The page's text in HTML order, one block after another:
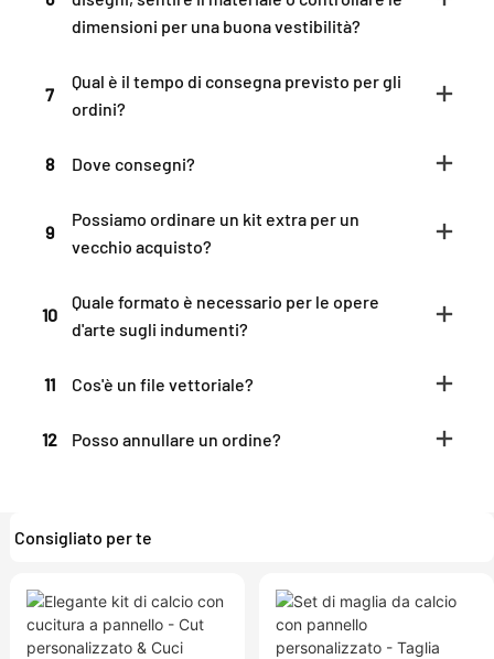
dimensioni per una buona vestibilità?
7
Qual è il tempo di consegna previsto per gli
ordini?
8 Dove consegni?
9
Possiamo ordinare un kit extra per un
vecchio acquisto?
10
Quale formato è necessario per le opere
d'arte sugli indumenti?
11 Cos'è un file vettoriale?
12 Posso annullare un ordine?
Consigliato per te